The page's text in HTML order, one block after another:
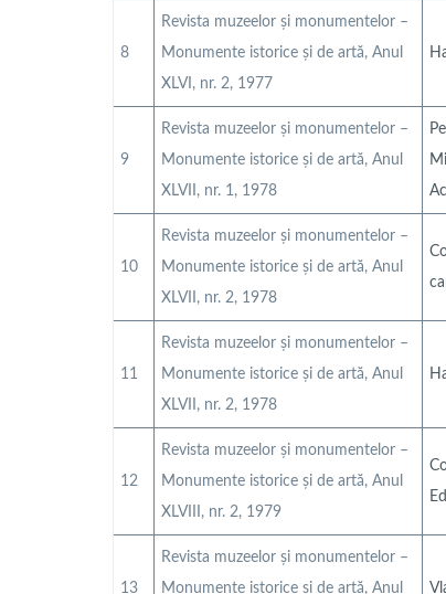
8
Revista muzeelor și monumentelor –
Monumente istorice și de artă, Anul
XLVI, nr. 2, 1977
9
Revista muzeelor și monumentelor –
Monumente istorice și de artă, Anul
XLVII, nr. 1, 1978
10
Revista muzeelor și monumentelor –
Monumente istorice și de artă, Anul
XLVII, nr. 2, 1978
11
Revista muzeelor și monumentelor –
Monumente istorice și de artă, Anul
XLVII, nr. 2, 1978
12
Revista muzeelor și monumentelor –
Monumente istorice și de artă, Anul
XLVIII, nr. 2, 1979
13
Revista muzeelor și monumentelor –
Monumente istorice și de artă, Anul